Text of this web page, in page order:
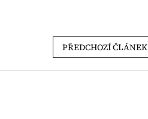
PŘEDCHOZÍ ČLÁNEK